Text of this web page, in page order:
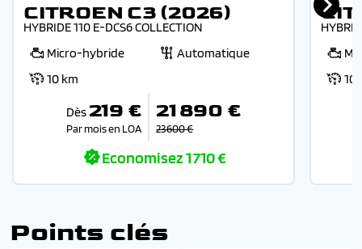
CITROEN C3 (2026)
HYBRIDE 110 E-DCS6 COLLECTION
Micro-hybride
Automatique
10 km
Dès 219 €
Par mois en LOA
21 890 €
23 600 €
Economisez1 710 €
10
Points clés